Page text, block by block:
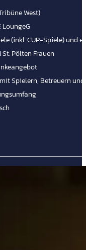
West)
LoungeG
(inkl. CUP-Spiele) und
Pölten Frauen
Spielern, Betreuern